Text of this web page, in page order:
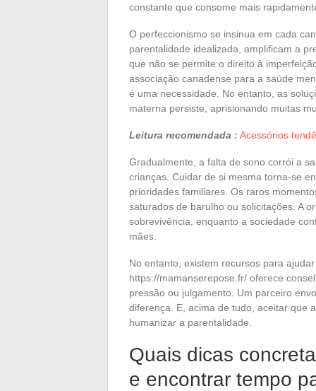
constante que consome mais
O perfeccionismo se insinua em cada
parentalidade idealizada, amplificam a
que não se permite o direito à
associação canadense para a saúde
é uma necessidade. No entanto, as
materna persiste, aprisionando muitas
Leitura recomendada : Acessórios
Gradualmente, a falta de sono corrói a
crianças. Cuidar de si mesma torna-se
prioridades familiares. Os raros
saturados de barulho ou solicitações. A
sobrevivência, enquanto a sociedade
mães.
No entanto, existem recursos para
https://mamanserepose.fr/ oferece
pressão ou julgamento. Um parceiro
diferença. E, acima de tudo, aceitar que
humanizar a parentalidade.
Quais dicas
e encontrar tempo